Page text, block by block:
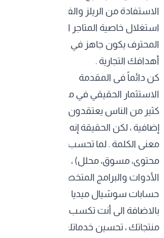
الاستفادة من الريلز والفيديوهات القصيرة ،
استغلال خاصية المتاجر الإلكترونية
المحترف يكون جاهز في تطبيق كل جديد
أهدافك التجارية .
كن دائماً فى المقدمة
الاستثمار الحقيقي في مستقبلك الرقمي
كثير من الناس يعتقدون ان التعاقد مع
إضافية ، لكن الحقيقة إنه استثمار
معنى الكلمة . لما تحسب تكلفة توظيف
محتوى، مسوق، محلل) ، وتضيف عليها
الأدوات والبرامج المتخصصة ، راح تلاقي
حسابات سوشيال ميديا أوفر بكثير وأكثر
بالاضافة الى أنت تكسب وقتك الثمين
منتجاتك ، تحسين خدماتك ، والتركيز على